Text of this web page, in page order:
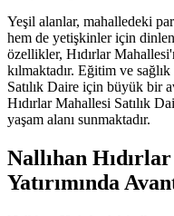
Yeşil alanlar, mahalledeki
hem de yetişkinler için
özellikler, Hıdırlar
kılmaktadır. Eğitim ve
Satılık Daire için büyük bir
Hıdırlar Mahallesi Satılık
yaşam alanı sunmaktadır.
Nallıhan
Yatırımında